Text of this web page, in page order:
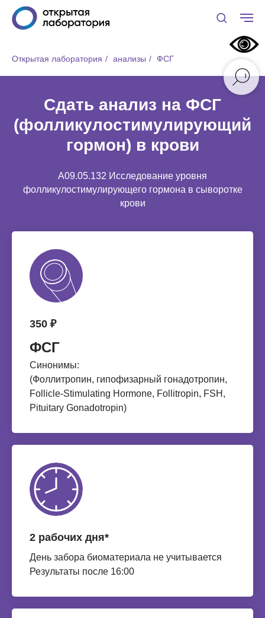
Открытая лаборатория / анализы / ФСГ
Сдать анализ на ФСГ
(фолликулостимулирующий
гормон) в крови
A09.05.132 Исследование уровня
фолликулостимулирующего гормона в сыворотке
крови
350 ₽
ФСГ
Синонимы:
(Фоллитропин, гипофизарный гонадотропин,
Follicle-Stimulating Hormone, Follitropin, FSH,
Pituitary Gonadotropin)
2 рабочих дня*
День забора биоматериала не учитывается
Результаты после 16:00